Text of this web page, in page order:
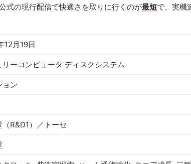
式の現行配信で快適さを取りに行くのが最短で、実機
12月19日
リーコンピュータ ディスクシステム
ョン
（R&D1）／トーセ